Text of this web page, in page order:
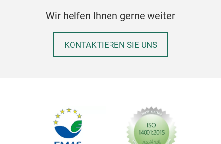
Wir helfen Ihnen gerne weiter
KONTAKTIEREN SIE UNS